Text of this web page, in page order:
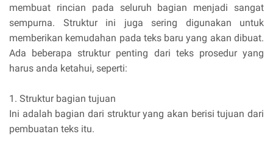
membuat rincian pada seluruh bagian menjadi sangat
sempurna. Struktur ini juga sering digunakan untuk
memberikan kemudahan pada teks baru yang akan dibuat.
Ada beberapa struktur penting dari teks prosedur yang
harus anda ketahui, seperti:
1. Struktur bagian tujuan
Ini adalah bagian dari struktur yang akan berisi tujuan dari
pembuatan teks itu.